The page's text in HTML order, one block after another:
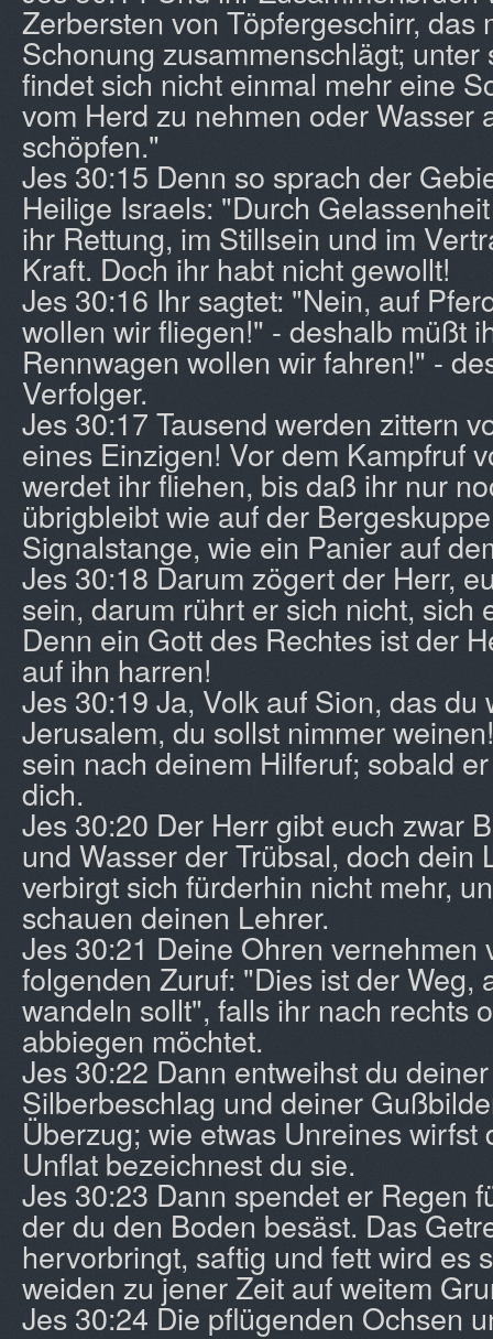
Zerbersten von Töpfergeschirr, das
Schonung zusammenschlägt; unter
findet sich nicht einmal mehr eine
vom Herd zu nehmen oder Wasser
schöpfen."
Jes 30:15 Denn so sprach der
Heilige Israels: "Durch
ihr Rettung, im Stillsein und im
Kraft. Doch ihr habt nicht gewollt!
Jes 30:16 Ihr sagtet: "Nein, auf
wollen wir fliegen!" - deshalb müßt
Rennwagen wollen wir fahren!" -
Verfolger.
Jes 30:17 Tausend werden zittern
eines Einzigen! Vor dem Kampfruf
werdet ihr fliehen, bis daß ihr nur
übrigbleibt wie auf der
Signalstange, wie ein Panier auf
Jes 30:18 Darum zögert der Herr,
sein, darum rührt er sich nicht, sich
Denn ein Gott des Rechtes ist der
auf ihn harren!
Jes 30:19 Ja, Volk auf Sion, das du
Jerusalem, du sollst nimmer
sein nach deinem Hilferuf; sobald
dich.
Jes 30:20 Der Herr gibt euch zwar
und Wasser der Trübsal, doch dein
verbirgt sich fürderhin nicht mehr,
schauen deinen Lehrer.
Jes 30:21 Deine Ohren vernehmen
folgenden Zuruf: "Dies ist der Weg,
wandeln sollt", falls ihr nach rechts
abbiegen möchtet.
Jes 30:22 Dann entweihst du
Silberbeschlag und deiner
Überzug; wie etwas Unreines wirfst
Unflat bezeichnest du sie.
Jes 30:23 Dann spendet er Regen
der du den Boden besäst. Das
hervorbringt, saftig und fett wird es
weiden zu jener Zeit auf weitem
Jes 30:24 Die pflügenden Ochsen